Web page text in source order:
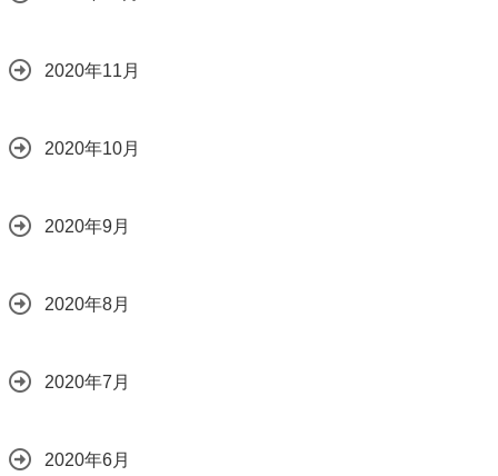
2020年11月
2020年10月
2020年9月
2020年8月
2020年7月
2020年6月